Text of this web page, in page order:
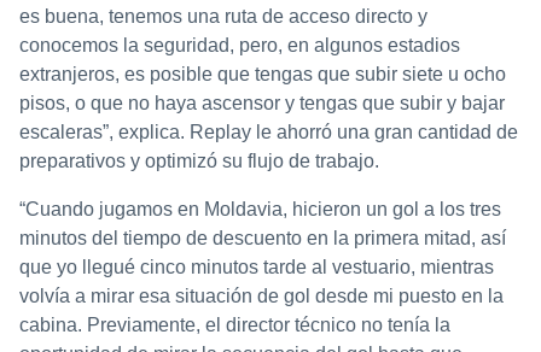
es buena, tenemos una ruta de acceso directo y
conocemos la seguridad, pero, en algunos estadios
extranjeros, es posible que tengas que subir siete u ocho
pisos, o que no haya ascensor y tengas que subir y bajar
escaleras”, explica. Replay le ahorró una gran cantidad de
preparativos y optimizó su flujo de trabajo.
“Cuando jugamos en Moldavia, hicieron un gol a los tres
minutos del tiempo de descuento en la primera mitad, así
que yo llegué cinco minutos tarde al vestuario, mientras
volvía a mirar esa situación de gol desde mi puesto en la
cabina. Previamente, el director técnico no tenía la